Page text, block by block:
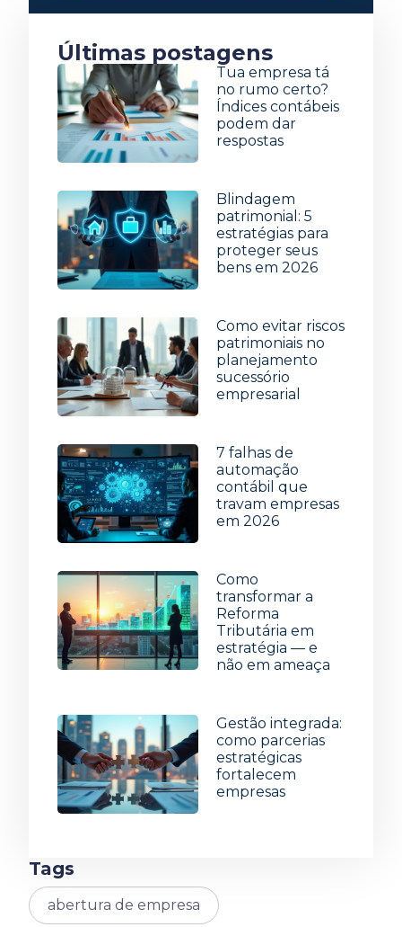
Últimas postagens
Tua empresa tá
no rumo certo?
Índices contábeis
podem dar
respostas
Blindagem
patrimonial: 5
estratégias para
proteger seus
bens em 2026
Como evitar riscos
patrimoniais no
planejamento
sucessório
empresarial
7 falhas de
automação
contábil que
travam empresas
em 2026
Como
transformar a
Reforma
Tributária em
estratégia — e
não em ameaça
Gestão integrada:
como parcerias
estratégicas
fortalecem
empresas
Tags
abertura de empresa